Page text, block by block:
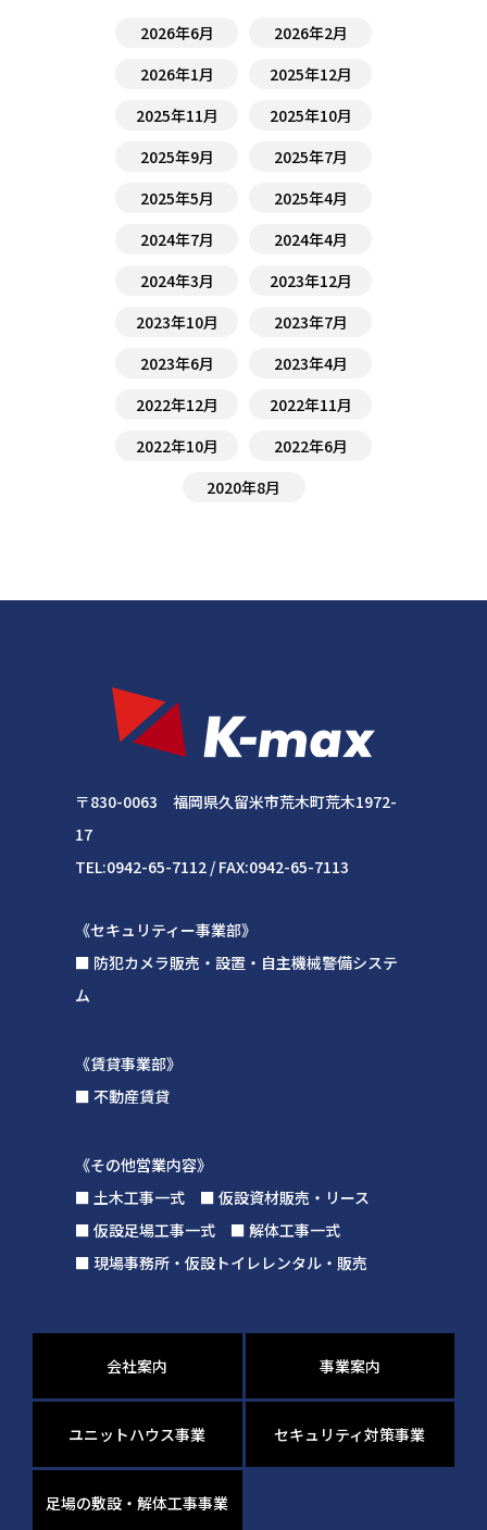
2026年6月
2026年2月
2026年1月
2025年12月
2025年11月
2025年10月
2025年9月
2025年7月
2025年5月
2025年4月
2024年7月
2024年4月
2024年3月
2023年12月
2023年10月
2023年7月
2023年6月
2023年4月
2022年12月
2022年11月
2022年10月
2022年6月
2020年8月
〒830-0063 福岡県久留米市荒木町荒木1972-
17
TEL:0942-65-7112 / FAX:0942-65-7113
《セキュリティー事業部》
■ 防犯カメラ販売・設置・自主機械警備システ
ム
《賃貸事業部》
■ 不動産賃貸
《その他営業内容》
■ 土木工事一式 ■ 仮設資材販売・リース
■ 仮設足場工事一式 ■ 解体工事一式
■ 現場事務所・仮設トイレレンタル・販売
会社案内 事業案内
ユニットハウス事業 セキュリティ対策事業
足場の敷設・解体工事事業